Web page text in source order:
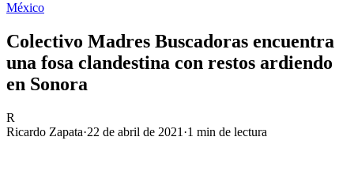
México
Colectivo Madres Buscadoras encuentra
una fosa clandestina con restos ardiendo
en Sonora
R
Ricardo Zapata·22 de abril de 2021 ·1 min de lectura